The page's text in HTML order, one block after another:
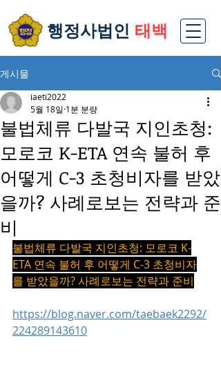
​행정사법인 태백
게시물
불법체류 다발국 지인초청:
모로코 K-ETA 연속 불허 후
어떻게 C-3 초청비자를 받았
을까? 사례로보는 전략과 준
비
iaeti2022
5월 18일 1분 분량
불법체류 다발국 지인초청: 모로코 K-
ETA 연속 불허 후 어떻게 C-3 초청비자
를 받았을까? 사례로보는 전략과 준비
https://blog.naver.com/taebaek2292/
224289143610